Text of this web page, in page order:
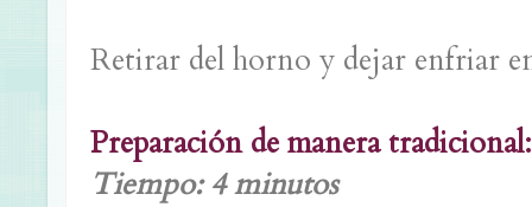
Retirar del horno y dejar enfriar
Preparación de manera tradicional:
Tiempo: 4 minutos